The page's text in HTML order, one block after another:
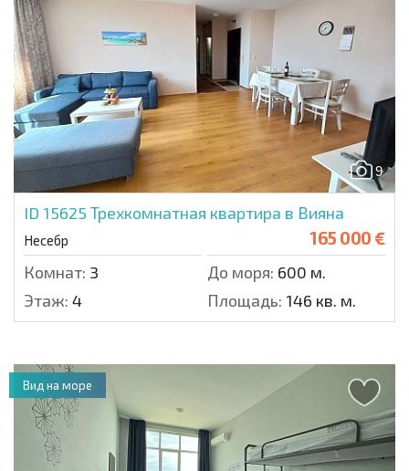
9
ID 15625 Трехкомнатная квартира в Вияна
Несебр 165 000 €
Комнат: 3 До моря: 600 м.
Этаж: 4 Площадь: 146 кв. м.
Вид на море